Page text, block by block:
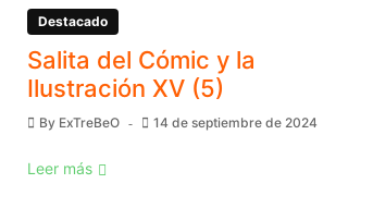
Destacado
Salita del Cómic y la
Ilustración XV (5)
By ExTreBeO 14 de septiembre de 2024
Leer más